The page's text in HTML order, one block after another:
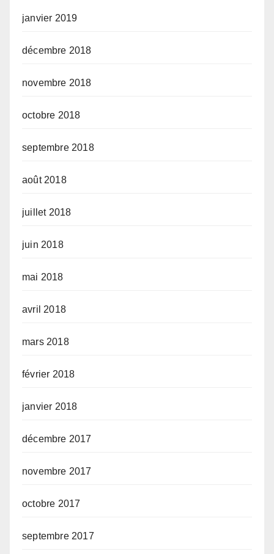
janvier 2019
décembre 2018
novembre 2018
octobre 2018
septembre 2018
août 2018
juillet 2018
juin 2018
mai 2018
avril 2018
mars 2018
février 2018
janvier 2018
décembre 2017
novembre 2017
octobre 2017
septembre 2017